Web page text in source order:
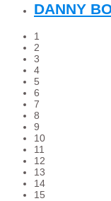
DANNY
1
2
3
4
5
6
7
8
9
10
11
12
13
14
15